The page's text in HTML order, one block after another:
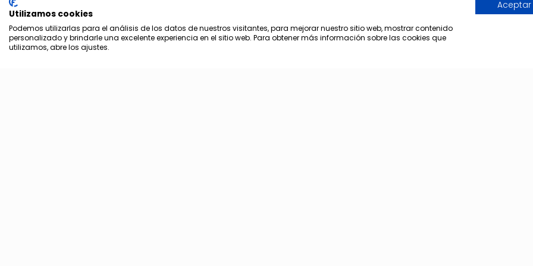
Utilizamos cookies
Podemos utilizarlas para el análisis de los datos de nuestros visitantes, para mejorar nuestro sitio web, mostrar contenido
personalizado y brindarle una excelente experiencia en el sitio web. Para obtener más información sobre las cookies que
utilizamos, abre los ajustes.